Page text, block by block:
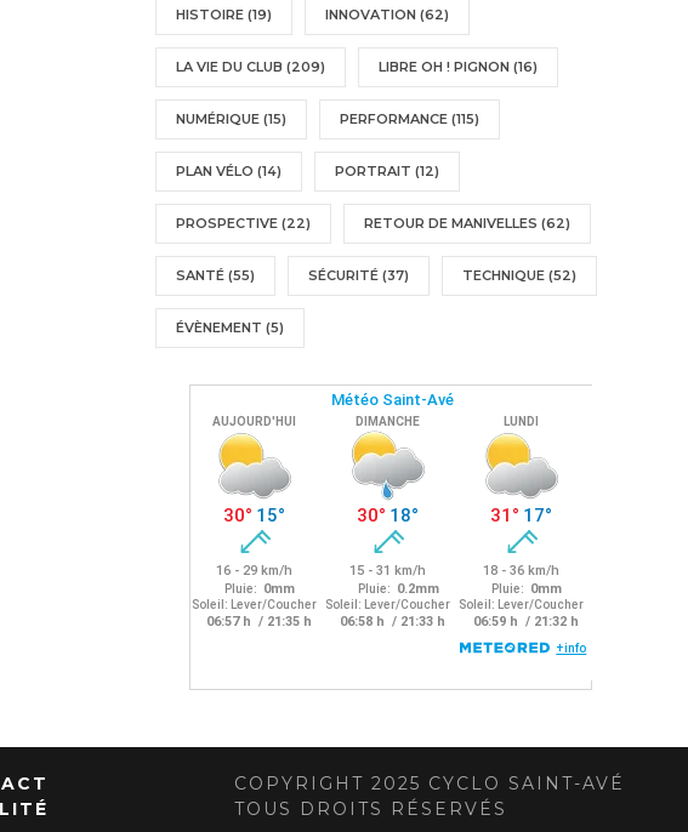
HISTOIRE (19) INNOVATION (62)
LA VIE DU CLUB (209) LIBRE OH ! PIGNON (16)
NUMÉRIQUE (15) PERFORMANCE (115)
PLAN VÉLO (14) PORTRAIT (12)
PROSPECTIVE (22) RETOUR DE MANIVELLES (62)
SANTÉ (55) SÉCURITÉ (37) TECHNIQUE (52)
ÉVÈNEMENT (5)
COPYRIGHT 2025 CYCLO SAINT-AVÉ
TOUS DROITS RÉSERVÉS